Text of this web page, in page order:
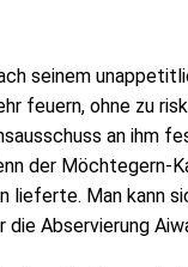
seinem
feuern, ohne zu
an ihm
der Möchtegern-
lieferte. Man kann
die Abservierung